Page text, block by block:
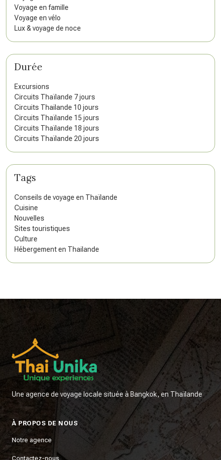
Voyage en famille
Voyage en vélo
Lux & voyage de noce
Durée
Excursions
Circuits Thaïlande 7 jours
Circuits Thailande 10 jours
Circuits Thaïlande 15 jours
Circuits Thaïlande 18 jours
Circuits Thaïlande 20 jours
Tags
Conseils de voyage en Thaïlande
Cuisine
Nouvelles
Sites touristiques
Culture
Hébergement en Thailande
Une agence de voyage locale située à Bangkok, en Thaïlande
À PROPOS DE NOUS
Notre agence
Contactez-nous